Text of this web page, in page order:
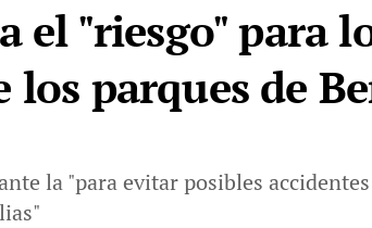
el "riesgo" para
los parques de
la "para evitar posibles